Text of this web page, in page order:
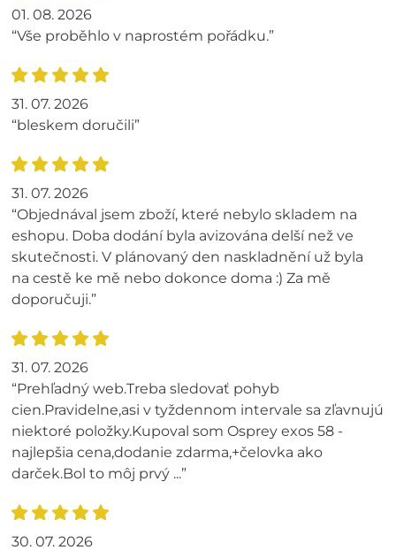
01. 08. 2026
“Vše proběhlo v naprostém pořádku.”
31. 07. 2026
“bleskem doručili”
31. 07. 2026
“Objednával jsem zboží, které nebylo skladem na
eshopu. Doba dodání byla avizována delší než ve
skutečnosti. V plánovaný den naskladnění už byla
na cestě ke mě nebo dokonce doma :) Za mě
doporučuji.”
31. 07. 2026
“Prehľadný web.Treba sledovať pohyb
cien.Pravidelne,asi v tyždennom intervale sa zľavnujú
niektoré položky.Kupoval som Osprey exos 58 -
najlepšia cena,dodanie zdarma,+čelovka ako
darček.Bol to môj prvý ...”
30. 07. 2026